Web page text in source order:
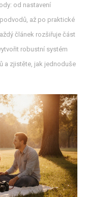
od nastavení
až po praktické
článek rozšiřuje část
robustní systém
a zjistěte, jak jednoduše